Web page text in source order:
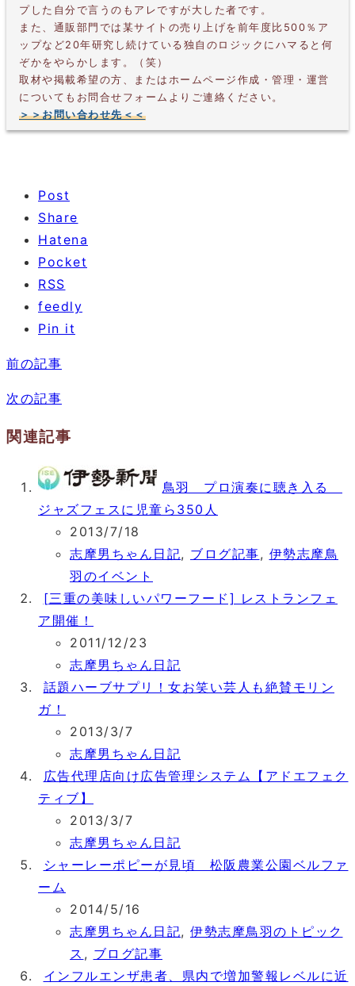
プした自分で言うのもアレですが大した者です。
また、通販部門では某サイトの売り上げを前年度比500％ア
ップなど20年研究し続けている独自のロジックにハマると何
ぞかをやらかします。（笑）
取材や掲載希望の方、またはホームページ作成・管理・運営
についてもお問合せフォームよりご連絡ください。
＞＞お問い合わせ先＜＜
Post
Share
Hatena
Pocket
RSS
feedly
Pin it
前の記事
次の記事
関連記事
鳥羽 プロ演奏に聴き入る
ジャズフェスに児童ら350人
2013/7/18
志摩男ちゃん日記, ブログ記事, 伊勢志摩鳥
羽のイベント
[三重の美味しいパワーフード] レストランフェ
ア開催！
2011/12/23
志摩男ちゃん日記
話題ハーブサプリ！女お笑い芸人も絶賛モリン
ガ！
2013/3/7
志摩男ちゃん日記
広告代理店向け広告管理システム【アドエフェク
ティブ】
2013/3/7
志摩男ちゃん日記
シャーレーポピーが見頃 松阪農業公園ベルファ
ーム
2014/5/16
志摩男ちゃん日記, 伊勢志摩鳥羽のトピック
ス , ブログ記事
インフルエンザ患者、県内で増加警報レベルに近